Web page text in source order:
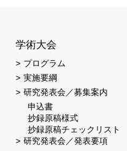
学術大会
プログラム
実施要綱
研究発表会／募集案内
申込書
抄録原稿様式
抄録原稿チェックリスト
研究発表会／発表要項